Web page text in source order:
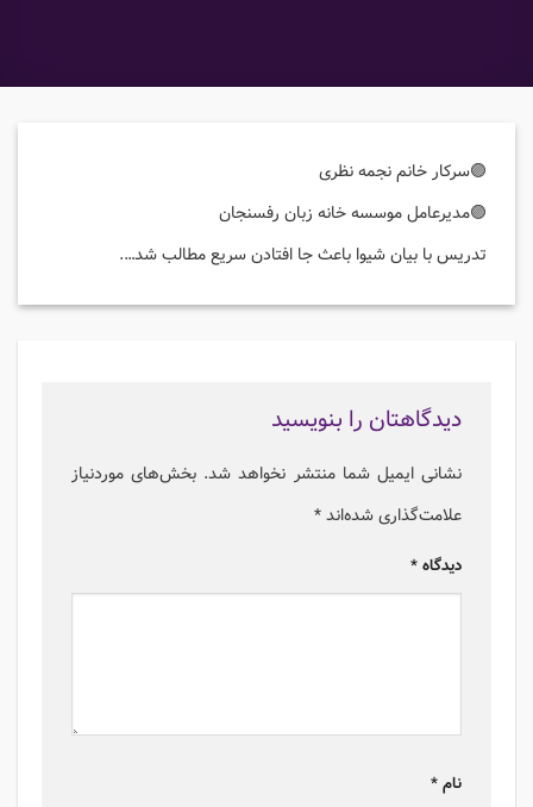
🟣سرکار خانم نجمه نظری
🟣مدیرعامل موسسه خانه زبان رفسنجان
تدریس با بیان شیوا باعث جا افتادن سریع مطالب شد….
دیدگاهتان را بنویسید
نشانی ایمیل شما منتشر نخواهد شد. بخش‌های موردنیاز
علامت‌گذاری شده‌اند*
دیدگاه *
نام *